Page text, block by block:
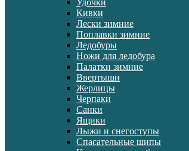
Удочки
Кивки
Лески зимние
Поплавки зимние
Ледобуры
Ножи для ледобура
Палатки зимние
Ввертыши
Жерлицы
Черпаки
Санки
Ящики
Лыжи и снегоступы
Спасательные шипы